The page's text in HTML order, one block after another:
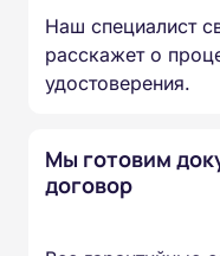
Наш специалист
расскажет о
удостоверения.
Мы готовим
договор